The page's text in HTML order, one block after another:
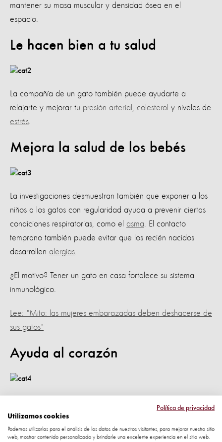
mantener su masa muscular y densidad ósea en el
espacio.
Le hacen bien a tu salud
La compañía de un gato también puede ayudarte a
relajarte y mejorar tu presión arterial colesterol y niveles de
estrés
Mejora la salud de los bebés
La investigaciones desmuestran también que exponer a los
niños a los gatos con regularidad ayuda a prevenir ciertas
condiciones respiratorias, como el asma . El contacto
temprano también puede evitar que los recién nacidos
desarrollen alergias
¿El motivo? Tener un gato en casa fortalece su sistema
inmunológico.
Lee: "Mito: las mujeres embarazadas deben deshacerse de
sus gatos"
Ayuda al corazón
hasta en un 30% las probabilidades de morir de un ataque
cardiaco. Eso es lo que afirma esteestudiode los Estados
Política de privacidad
Utilizamos cookies
Podemos utilizarlas para el análisis de los datos de nuestros visitantes, para mejorar nuestro sitio
web, mostrar contenido personalizado y brindarle una excelente experiencia en el sitio web.